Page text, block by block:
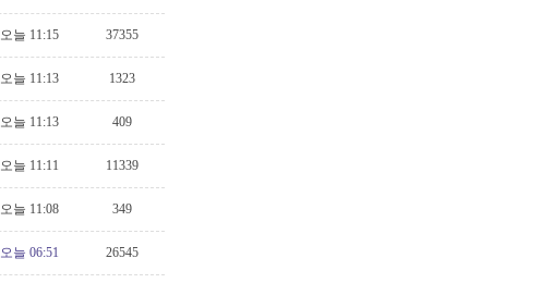
오늘 11:15 37355
오늘 11:13 1323
오늘 11:13 409
오늘 11:11 11339
오늘 11:08 349
오늘 06:51 26545